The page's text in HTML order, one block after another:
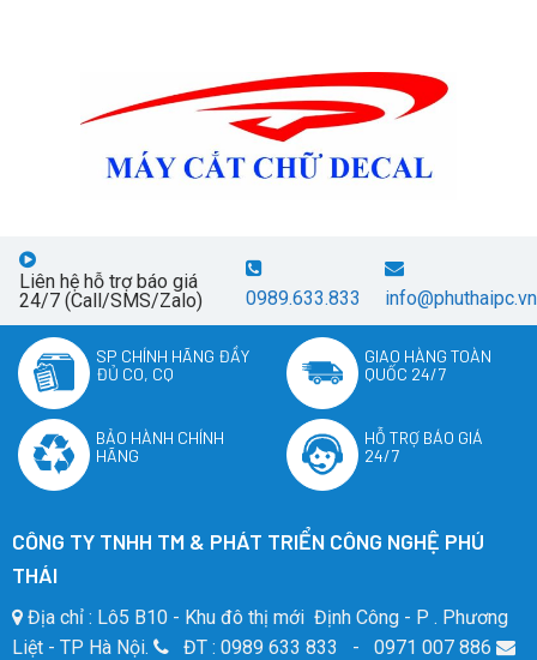
Liên hệ hỗ trợ báo giá
24/7 (Call/SMS/Zalo)
0989.633.833 info@phuthaipc.vn
SP CHÍNH HÃNG ĐẦY
ĐỦ CO, CQ
GIAO HÀNG TOÀN
QUỐC 24/7
BẢO HÀNH CHÍNH
HÃNG
HỖ TRỢ BÁO GIÁ
24/7
CÔNG TY TNHH TM & PHÁT TRIỂN CÔNG NGHỆ PHÚ
THÁI
Địa chỉ : Lô5 B10 - Khu đô thị mới Định Công - P . Phương
Liệt - TP Hà Nội.
ĐT : 0989 633 833 - 0971 007 886